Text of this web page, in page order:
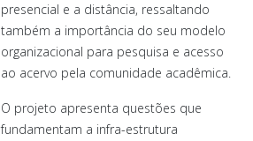
presencial e a distância, ressaltando
também a importância do seu modelo
organizacional para pesquisa e acesso
ao acervo pela comunidade acadêmica.
O projeto apresenta questões que
fundamentam a infra-estrutura